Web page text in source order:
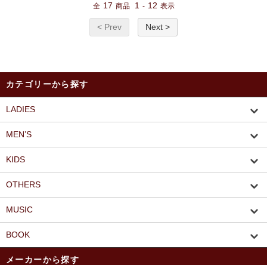
全 17 商品 1 - 12 表示
< Prev Next >
カテゴリーから探す
LADIES
MEN’S
KIDS
OTHERS
MUSIC
BOOK
メーカーから探す